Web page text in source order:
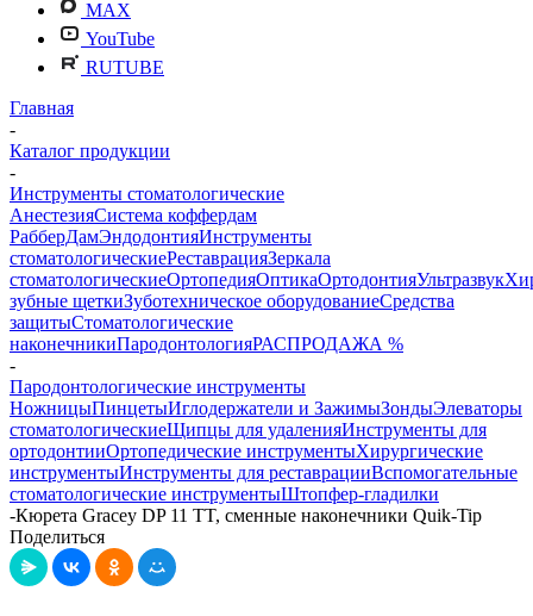
MAX
YouTube
RUTUBE
Главная
-
Каталог продукции
-
Инструменты стоматологические
АнестезияСистема коффердам
РабберДамЭндодонтияИнструменты
стоматологическиеРеставрацияЗеркала
стоматологическиеОртопедияОптикаОртодонтияУльтразвук
зубные щеткиЗуботехническое оборудованиеСредства
защитыСтоматологические
наконечникиПародонтологияРАСПРОДАЖА %
-
Пародонтологические инструменты
НожницыПинцетыИглодержатели и ЗажимыЗондыЭлеваторы
стоматологическиеЩипцы для удаленияИнструменты для
ортодонтииОртопедические инструментыХирургические
инструментыИнструменты для реставрацииВспомогательные
стоматологические инструментыШтопфер-гладилки
-Кюрета Gracey DP 11 TT, сменные наконечники Quik-Tip
Поделиться